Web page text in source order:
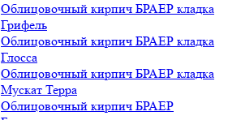
Облицовочный кирпич БРАЕР кладка
Грифель
Облицовочный кирпич БРАЕР кладка
Глосса
Облицовочный кирпич БРАЕР кладка
Мускат Терра
Облицовочный кирпич БРАЕР